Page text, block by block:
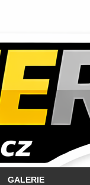
GALERIE